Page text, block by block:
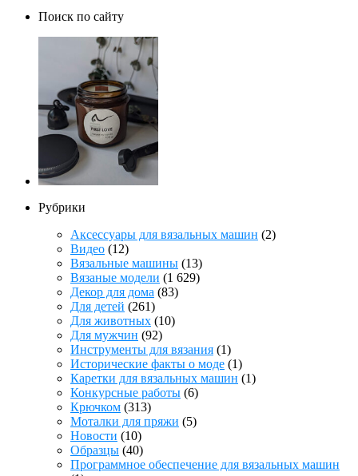
Поиск по сайту
Рубрики
Аксессуары для вязальных машин (2)
Видео (12)
Вязальные машины (13)
Вязаные модели (1 629)
Декор для дома (83)
Для детей (261)
Для животных (10)
Для мужчин (92)
Инструменты для вязания (1)
Исторические факты о моде (1)
Каретки для вязальных машин (1)
Конкурсные работы (6)
Крючком (313)
Моталки для пряжи (5)
Новости (10)
Образцы (40)
Программное обеспечение для вязальных машин